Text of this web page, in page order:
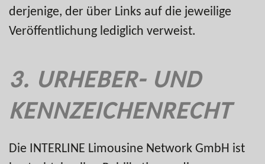
derjenige, der über Links auf die jeweilige
Veröffentlichung lediglich verweist.
3. URHEBER- UND
KENNZEICHENRECHT
Die INTERLINE Limousine Network GmbH ist